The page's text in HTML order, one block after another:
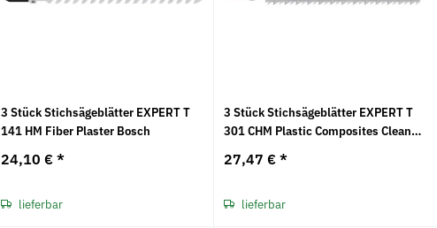
3 Stück Stichsägeblätter EXPERT T
141 HM Fiber Plaster Bosch
24,10 €*
lieferbar
3 Stück Stichsägeblätter EXPERT T
301 CHM Plastic Composites Clean
27,47 €*
lieferbar